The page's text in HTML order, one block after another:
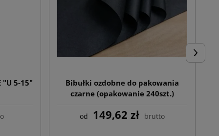
"U 5-15"
Bibułki ozdobne do pakowania
czarne (opakowanie 240szt.)
od 149,62 zł brutto